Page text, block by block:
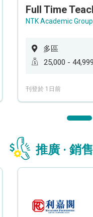
NTK Academic
多區
25,000 -
刊登於 1日前
推廣 · 銷